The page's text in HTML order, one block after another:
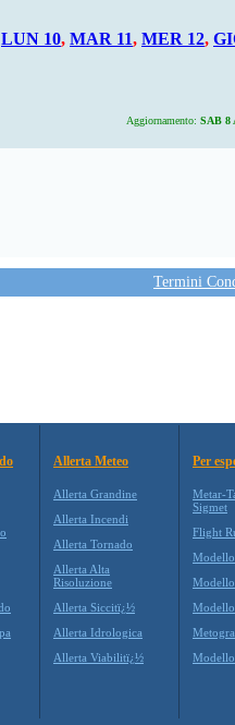
LUN 10, MAR 11, MER 12,
Aggiornamento: SAB 8
Termini
Allerta Meteo
Allerta Grandine
Allerta Incendi
Allerta Tornado
Allerta Alta
Risoluzione
Allerta Siccitï¿½
Allerta Idrologica
Allerta Viabilitï¿½
Per
Metar-
Sigmet
Flight
Modello